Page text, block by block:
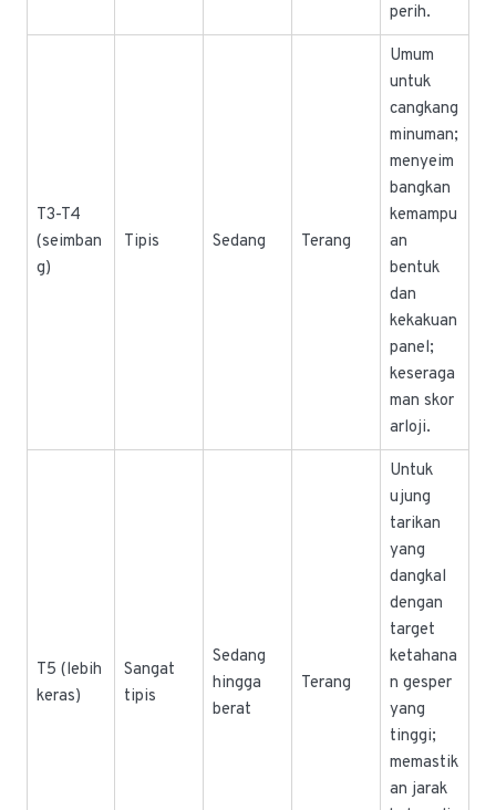
perih.
T3-T4
(seimban
g)
Tipis Sedang Terang
Umum
untuk
cangkang
minuman;
menyeim
bangkan
kemampu
an
bentuk
dan
kekakuan
panel;
keseraga
man skor
arloji.
T5 (lebih
keras)
Sangat
tipis
Sedang
hingga
berat
Terang
Untuk
ujung
tarikan
yang
dangkal
dengan
target
ketahana
n gesper
yang
tinggi;
memastik
an jarak